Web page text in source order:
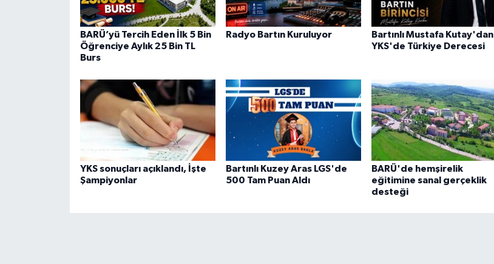
BARÜ’yü Tercih Eden İlk 5 Bin
Öğrenciye Aylık 25 Bin TL
Burs
Radyo Bartın Kuruluyor
Bartınlı Mustafa Kutay'dan
YKS'de Türkiye Derecesi
YKS sonuçları açıklandı, İşte
Şampiyonlar
Bartınlı Kuzey Aras LGS'de
500 Tam Puan Aldı
BARÜ'de hemşirelik
eğitimine sanal gerçeklik
desteği